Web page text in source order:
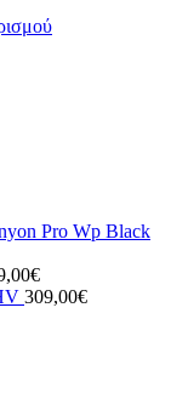
Pro Wp Black
€
309,00€